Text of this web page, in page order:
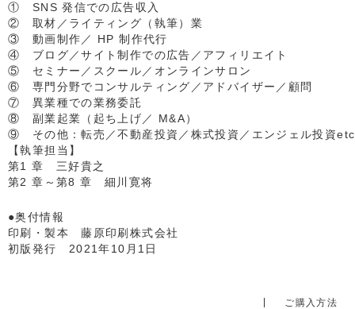
① SNS 発信での広告収入
② 取材／ライティング（執筆）業
③ 動画制作／ HP 制作代行
④ ブログ／サイト制作での広告／アフィリエイト
⑤ セミナー／スクール／オンラインサロン
⑥ 専門分野でコンサルティング／アドバイザー／顧問
⑦ 異業種での業務委託
⑧ 副業起業（起ち上げ／ M&A）
⑨ その他：転売／不動産投資／株式投資／エンジェル投資
【執筆担当】
第1 章 三好貴之
第2 章～第8 章 細川寛将
●奥付情報
印刷・製本 藤原印刷株式会社
初版発行 2021年10月1日
ご購入方法